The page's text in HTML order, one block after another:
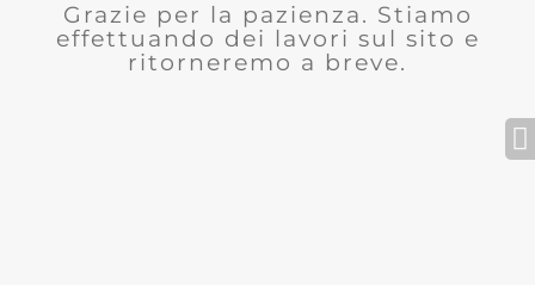
Grazie per la pazienza. Stiamo
effettuando dei lavori sul sito e
ritorneremo a breve.